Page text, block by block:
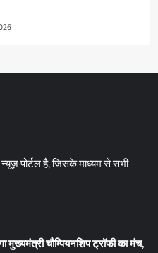
पोर्टल है, जिसके माध्यम से सभी
चौम्पियनशिप ट्रॉफी का मंच,